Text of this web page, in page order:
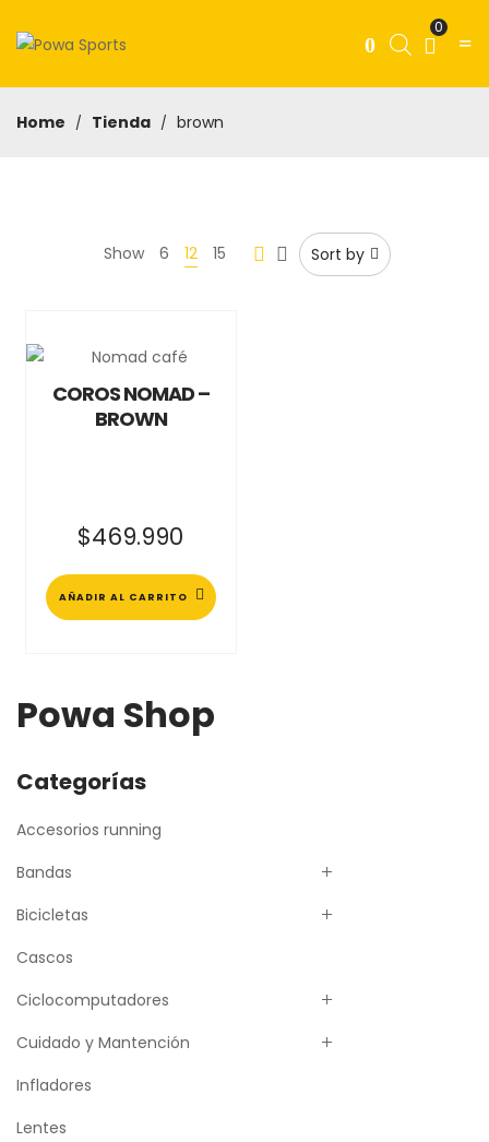
0
Home / Tienda / brown
Show 6 12 15 Sort by
COROS NOMAD –
BROWN
$469.990
AÑADIR AL CARRITO
Powa Shop
Categorías
Accesorios running
Bandas
Bicicletas
Cascos
Ciclocomputadores
Cuidado y Mantención
Infladores
Lentes